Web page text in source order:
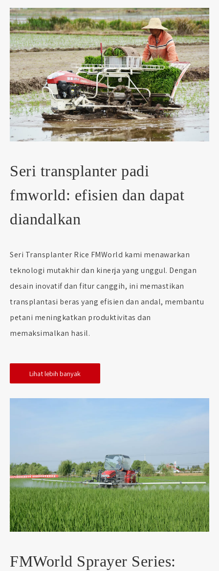
Seri transplanter padi
fmworld: efisien dan dapat
diandalkan
Seri Transplanter Rice FMWorld kami menawarkan
teknologi mutakhir dan kinerja yang unggul. Dengan
desain inovatif dan fitur canggih, ini memastikan
transplantasi beras yang efisien dan andal, membantu
petani meningkatkan produktivitas dan
memaksimalkan hasil.
Lihat lebih banyak
FMWorld Sprayer Series: